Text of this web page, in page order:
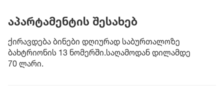
აპარტამენტის შესახებ
ქირავდება ბინები დღიურად საბურთალოზე
ბახტრიონის 13 ნომერში.საღამოდან დილამდე
70 ლარი.